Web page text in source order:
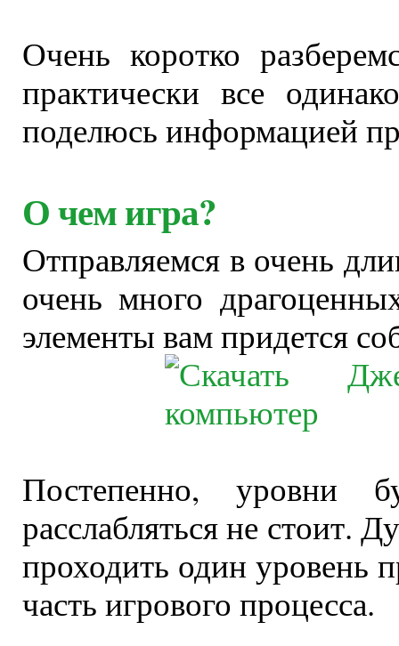
Очень коротко
практически все
поделюсь информацией
О чем игра?
Отправляемся в очень
очень много
элементы вам придется
Постепенно, уровни
расслабляться не стоит.
проходить один уровень
часть игрового процесса.